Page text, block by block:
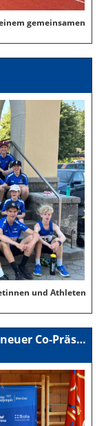
gemeinsamen
und Athleten
Ehrenmitglied Hubert Mülhauser neuer Co-Präsident der SUS